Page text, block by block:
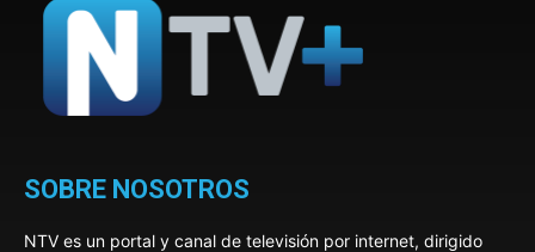
SOBRE NOSOTROS
NTV es un portal y canal de televisión por internet, dirigido